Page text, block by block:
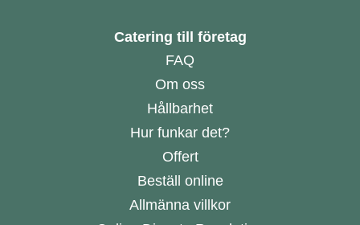
Catering till företag
FAQ
Om oss
Hållbarhet
Hur funkar det?
Offert
Beställ online
Allmänna villkor